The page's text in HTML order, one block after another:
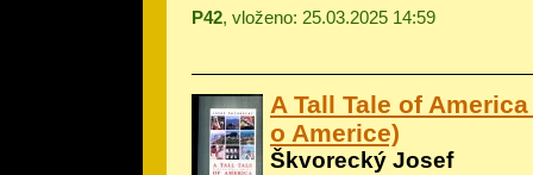
P42, vloženo: 25.03.2025 14:59
A Tall Tale of
o Americe)
Škvorecký Josef